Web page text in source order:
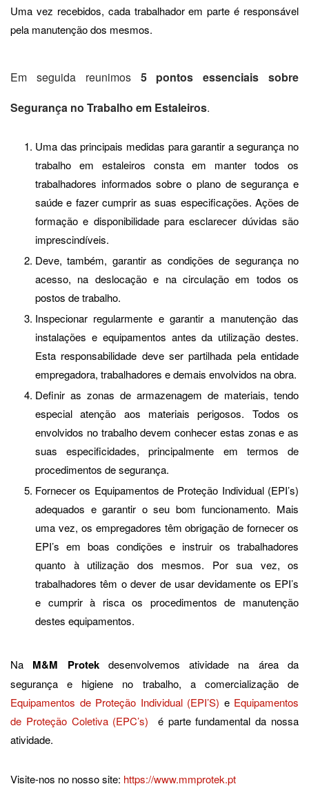
Uma vez recebidos, cada trabalhador em parte é responsável
pela manutenção dos mesmos.
Em seguida reunimos 5 pontos essenciais sobre
Segurança no Trabalho em Estaleiros.
Uma das principais medidas para garantir a segurança no
trabalho em estaleiros consta em manter todos os
trabalhadores informados sobre o plano de segurança e
saúde e fazer cumprir as suas especificações. Ações de
formação e disponibilidade para esclarecer dúvidas são
imprescindíveis.
Deve, também, garantir as condições de segurança no
acesso, na deslocação e na circulação em todos os
postos de trabalho.
Inspecionar regularmente e garantir a manutenção das
instalações e equipamentos antes da utilização destes.
Esta responsabilidade deve ser partilhada pela entidade
empregadora, trabalhadores e demais envolvidos na obra.
Definir as zonas de armazenagem de materiais, tendo
especial atenção aos materiais perigosos. Todos os
envolvidos no trabalho devem conhecer estas zonas e as
suas especificidades, principalmente em termos de
procedimentos de segurança.
Fornecer os Equipamentos de Proteção Individual (EPI’s)
adequados e garantir o seu bom funcionamento. Mais
uma vez, os empregadores têm obrigação de fornecer os
EPI’s em boas condições e instruir os trabalhadores
quanto à utilização dos mesmos. Por sua vez, os
trabalhadores têm o dever de usar devidamente os EPI’s
e cumprir à risca os procedimentos de manutenção
destes equipamentos.
Na M&M Protekdesenvolvemos atividade na área da
segurança e higiene no trabalho, a comercialização de
Equipamentos de Proteção Individual (EPI’S) e Equipamentos
de Proteção Coletiva (EPC’s) é parte fundamental da nossa
atividade.
Visite-nos no nosso site: https://www.mmprotek.pt